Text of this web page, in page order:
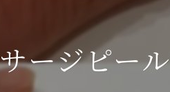
二重顎
ージピー